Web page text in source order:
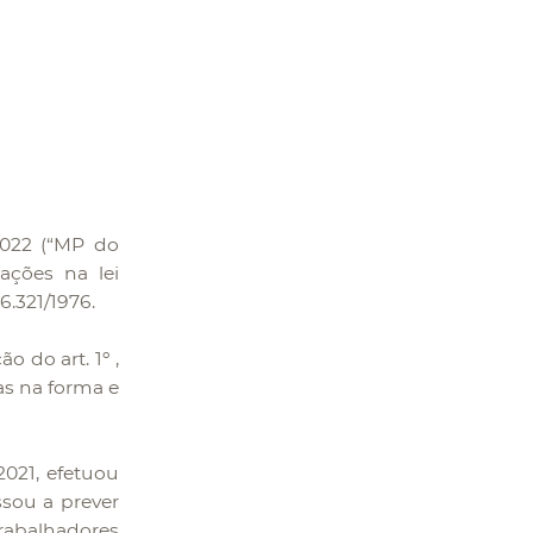
(“MP do
na lei
1976.
do art. 1º ,
na forma e
efetuou
a prever